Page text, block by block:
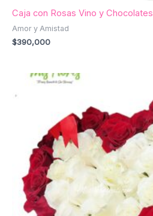
Caja con Rosas Vino y Chocolates
Amor y Amistad
$390,000